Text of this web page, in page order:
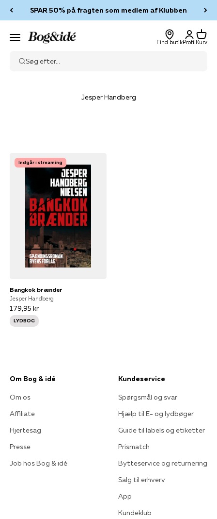
SPAR 50% på fragten som medlem af Klubben
Menu Bog & idé
Find butik
Log ind
Profil
Kurv
Kurv
Søg efter...
Jesper Handberg
Indgår i streaming
Bangkok brænder
Jesper Handberg
179,95 kr
LYDBOG
Om Bog & idé
Om os
Affiliate
Hjertesag
Presse
Job hos Bog & idé
Kundeservice
Spørgsmål og svar
Hjælp til E- og lydbøger
Guide til labels og etiketter
Prismatch
Bytteservice og returnering
Salg til erhverv
App
Kundeklub